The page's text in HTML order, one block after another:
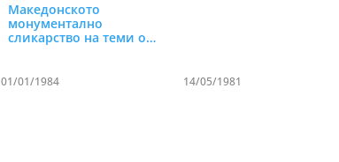
Македонското
монументално
сликарство на теми од
01/01/1984 14/05/1981